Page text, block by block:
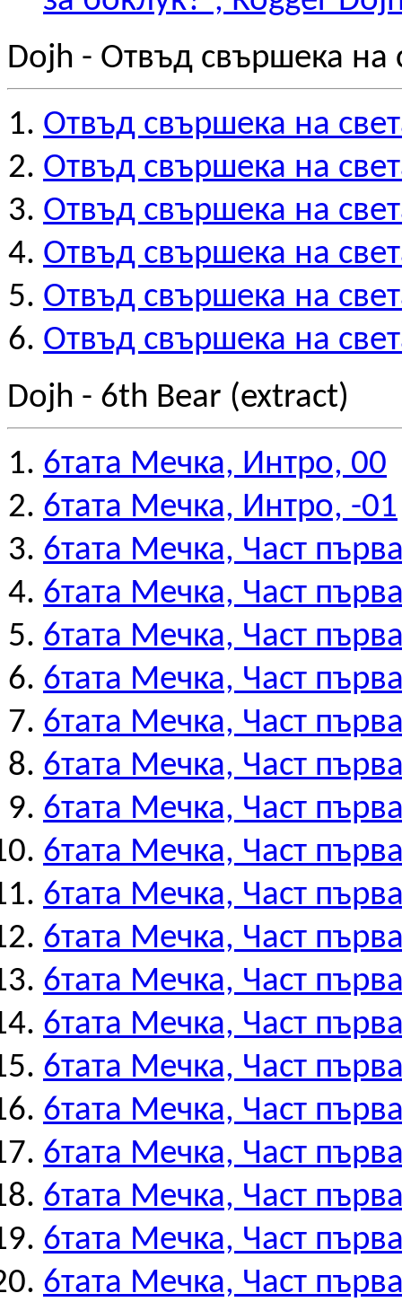
Dojh - Отвъд свършека на
Отвъд свършека на
Отвъд свършека на
Отвъд свършека на
Отвъд свършека на
Отвъд свършека на
Отвъд свършека на
Dojh - 6th Bear (extract)
6тата Мечка, Интро, 00
6тата Мечка, Интро, -01
6тата Мечка, Част
6тата Мечка, Част
6тата Мечка, Част
6тата Мечка, Част
6тата Мечка, Част
6тата Мечка, Част
6тата Мечка, Част
6тата Мечка, Част
6тата Мечка, Част
6тата Мечка, Част
6тата Мечка, Част
6тата Мечка, Част
6тата Мечка, Част
6тата Мечка, Част
6тата Мечка, Част
6тата Мечка, Част
6тата Мечка, Част
6тата Мечка, Част